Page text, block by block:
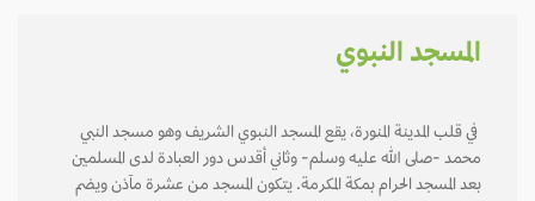
المسجد النبوي
في قلب المدينة المنورة، يقع المسجد النبوي الشريف وهو مسجد النبي
محمد -صلى الله عليه وسلم- وثاني أقدس دور العبادة لدى المسلمين
بعد المسجد الحرام بمكة المكرمة. يتكون المسجد من عشرة مآذن ويضم